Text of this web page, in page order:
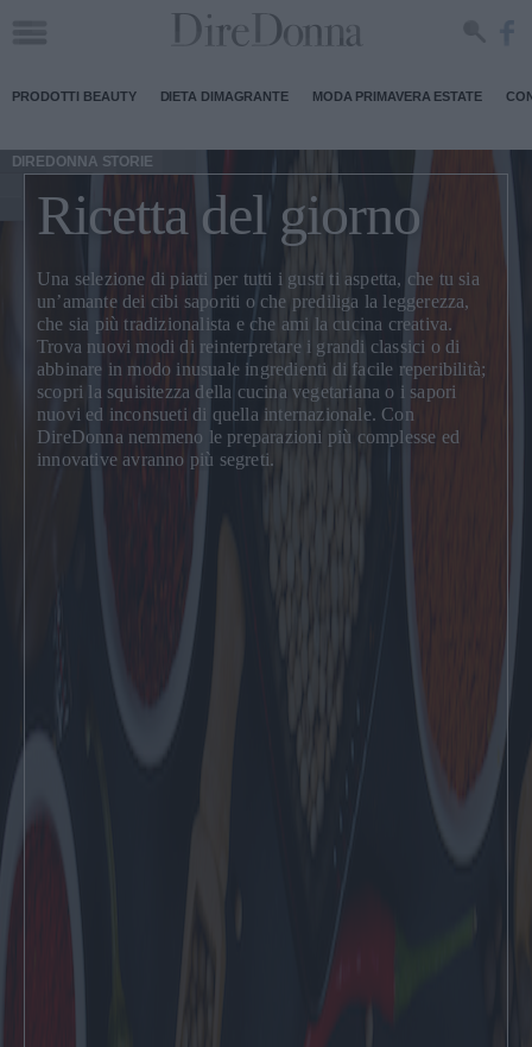
PRODOTTI BEAUTY DIETA DIMAGRANTE MODA PRIMAVERA ESTATE
DIREDONNA STORIE
Ricetta del giorno
Una selezione di piatti per tutti i gusti ti aspetta, che tu sia
un’amante dei cibi saporiti o che prediliga la leggerezza,
che sia più tradizionalista e che ami la cucina creativa.
Trova nuovi modi di reinterpretare i grandi classici o di
abbinare in modo inusuale ingredienti di facile reperibilità;
scopri la squisitezza della cucina vegetariana o i sapori
nuovi ed inconsueti di quella internazionale. Con
DireDonna nemmeno le preparazioni più complesse ed
innovative avranno più segreti.